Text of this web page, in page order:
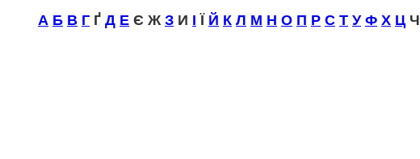
А Б В Г ҐД ЕЄ ЖЗ И ІЇЙ КЛ М Н О П РСТУФХ Ц Ч